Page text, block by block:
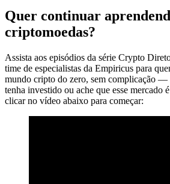
Quer continuar
criptomoedas?
Assista aos episódios da série Crypto
time de especialistas da Empiricus para
mundo cripto do zero, sem complicação —
tenha investido ou ache que esse mercado
clicar no vídeo abaixo para começar: